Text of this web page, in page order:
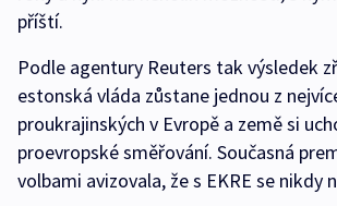
příští.
Podle agentury Reuters tak výsledek
estonská vláda zůstane jednou z
proukrajinských v Evropě a země si
proevropské směřování. Současná
volbami avizovala, že s EKRE se nikdy